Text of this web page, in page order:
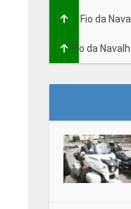
Fio da
Fio da